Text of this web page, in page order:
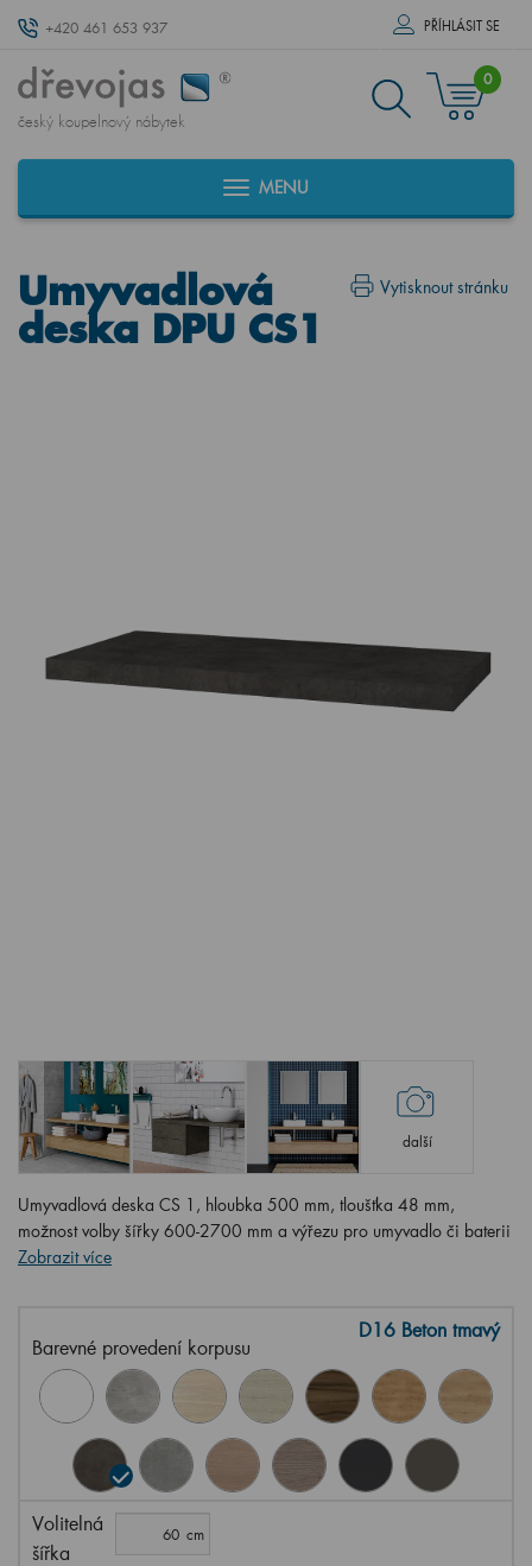
+420 461 653 937 PŘÍHLÁSIT SE
český koupelnový nábytek
0
MENU
Vytisknout stránku
Umyvadlová
deska DPU CS1
další
Umyvadlová deska CS 1, hloubka 500 mm, tloušťka 48 mm,
možnost volby šířky 600-2700 mm a výřezu pro umyvadlo či baterii
Zobrazit více
Barevné provedení korpusu
D16 Beton tmavý
Volitelná
šířka